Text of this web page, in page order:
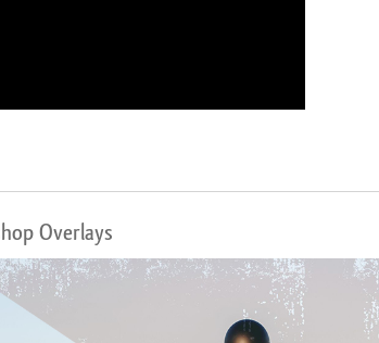
Overlays